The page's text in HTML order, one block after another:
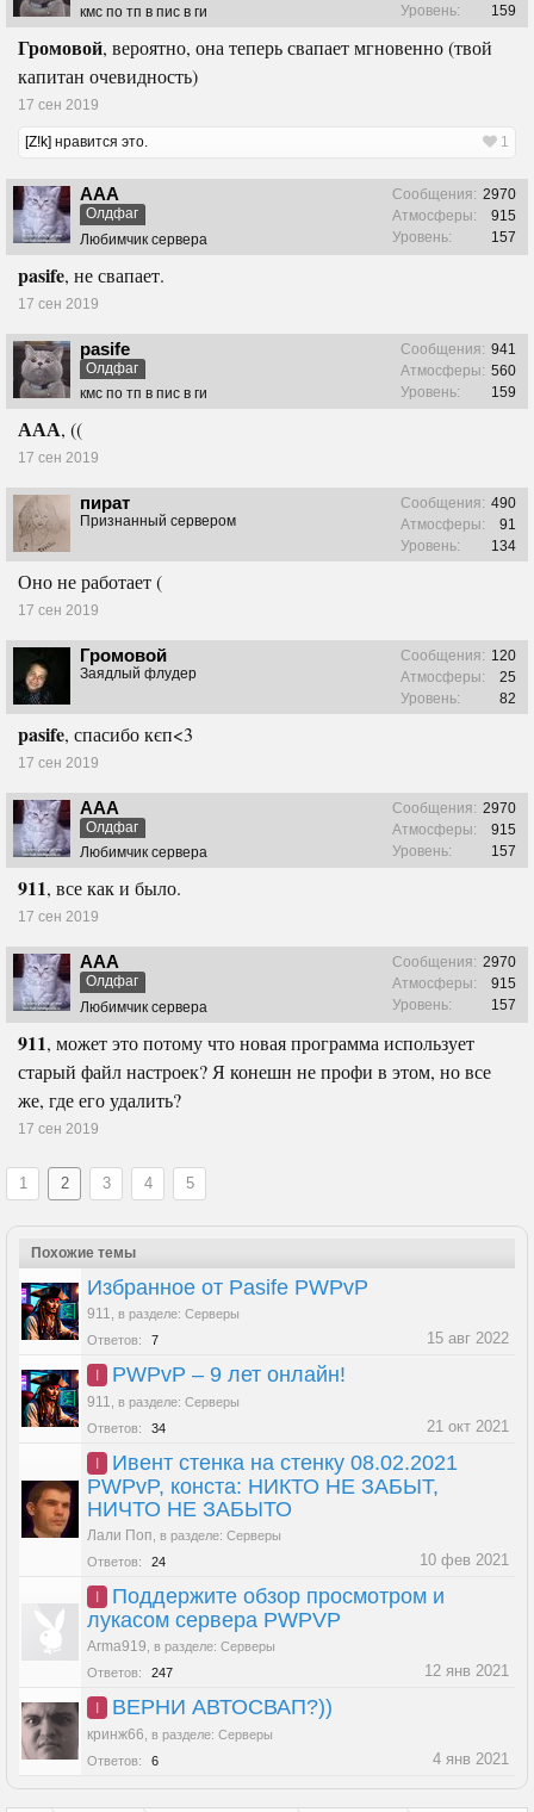
кмс по тп в пис в ги
Уровень:
159
Громовой, вероятно, она теперь свапает мгновенно (твой
капитан очевидность)
17 сен 2019
[Z!k] нравится это. 1
ААА
Олдфаг
Любимчик сервера
Сообщения: 2970
Атмосферы:
915
Уровень:
157
pasife, не свапает.
17 сен 2019
pasife
Олдфаг
кмс по тп в пис в ги
Сообщения: 941
Атмосферы: 560
Уровень:
159
ААА, ((
17 сен 2019
пират
Признанный сервером
Сообщения: 490
Атмосферы:
91
Уровень:
134
Оно не работает (
17 сен 2019
Громовой
Заядлый флудер
Сообщения: 120
Атмосферы:
25
Уровень:
82
pasife, спасибо кєп<3
17 сен 2019
ААА
Олдфаг
Любимчик сервера
Сообщения: 2970
Атмосферы:
915
Уровень:
157
911, все как и было.
17 сен 2019
ААА
Олдфаг
Любимчик сервера
Сообщения: 2970
Атмосферы:
915
Уровень:
157
911, может это потому что новая программа использует
старый файл настроек? Я конешн не профи в этом, но все
же, где его удалить?
17 сен 2019
1 2 3 4 5
Похожие темы
Избранное от Pasife PWPvP
911 в разделе: Серверы
Ответов:
7 15 авг 2022
I PWPvP – 9 лет онлайн!
911 в разделе: Серверы
Ответов:
34 21 окт 2021
I
Ивент стенка на стенку 08.02.2021
PWPvP, конста: НИКТО НЕ ЗАБЫТ,
НИЧТО НЕ ЗАБЫТО
Лали Поп в разделе: Серверы
Ответов:
24 10 фев 2021
I
Поддержите обзор просмотром и
лукасом сервера PWPVP
Arma919 в разделе: Серверы
Ответов:
247 12 янв 2021
I ВЕРНИ АВТОСВАП?))
кринж66 в разделе: Серверы
Ответов:
6 4 янв 2021